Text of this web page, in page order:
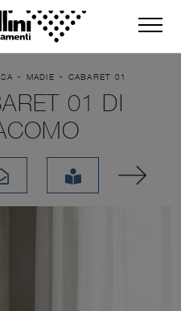
- MADIE - CABARET 01
01 DI